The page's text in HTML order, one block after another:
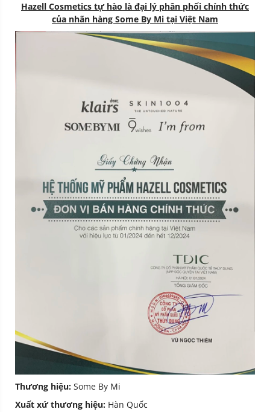
Hazell Cosmetics tự hào là đại lý phân phối chính thức
của nhãn hàng Some By Mi tại Việt Nam
Thương hiệu: Some By Mi
Xuất xứ thương hiệu: Hàn Quốc